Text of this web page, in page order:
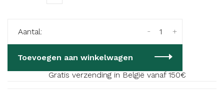
Aantal: +
-
Toevoegen aan winkelwagen
Gratis verzending in België vanaf 150€